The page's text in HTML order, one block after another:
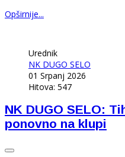
Opširnije...
Urednik
NK DUGO SELO
01 Srpanj 2026
Hitova: 547
NK DUGO SELO:
ponovno na klupi